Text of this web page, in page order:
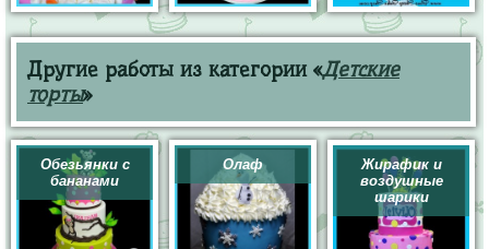
Другие работы из категории «Детские
торты»
Обезьянки с
бананами
Олаф
Жирафик и
воздушные
шарики